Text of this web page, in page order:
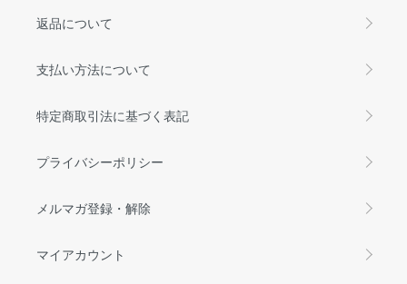
返品について
支払い方法について
特定商取引法に基づく表記
プライバシーポリシー
メルマガ登録・解除
マイアカウント